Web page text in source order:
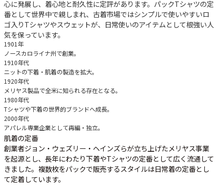
心に発展し、着心地と耐久性に定評があります。パックTシャツの定
番として世界中で親しまれ、古着市場ではシンプルで使いやすいロ
ゴ入りTシャツやスウェットが、日常使いのアイテムとして根強い人
気を保っています。
1901年
ノースカロライナ州で創業。
1910年代
ニットの下着・肌着の製造を拡大。
1920年代
メリヤス製品で全米に知られる存在となる。
1980年代
Tシャツや下着の世界的ブランドへ成長。
2000年代
アパレル専業企業として再編・独立。
肌着の定番
創業者ジョン・ウェズリー・ヘインズらが立ち上げたメリヤス事業
を起源とし、長年にわたり下着やTシャツの定番として広く流通して
きました。複数枚をパックで販売するスタイルは日常着の定番とし
て定着しています。